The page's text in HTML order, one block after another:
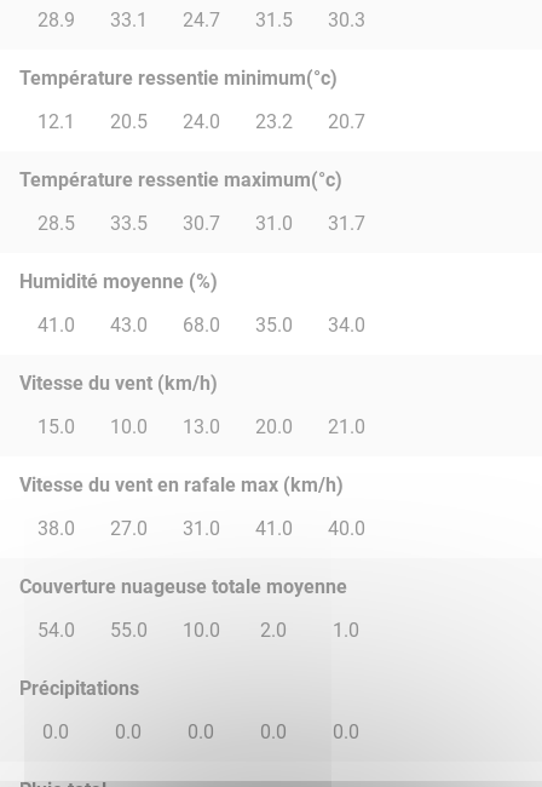
28.9
33.1 24.7 31.5 30.3
Température ressentie minimum(°c)
12.1
20.5 24.0 23.2 20.7
Température ressentie maximum(°c)
28.5
33.5 30.7 31.0 31.7
Humidité moyenne (%)
41.0
43.0 68.0 35.0 34.0
Vitesse du vent (km/h)
15.0
10.0 13.0 20.0 21.0
Vitesse du vent en rafale max (km/h)
38.0
27.0 31.0 41.0 40.0
Couverture nuageuse totale moyenne
54.0
55.0 10.0 2.0 1.0
Précipitations
0.0
0.0 0.0 0.0 0.0